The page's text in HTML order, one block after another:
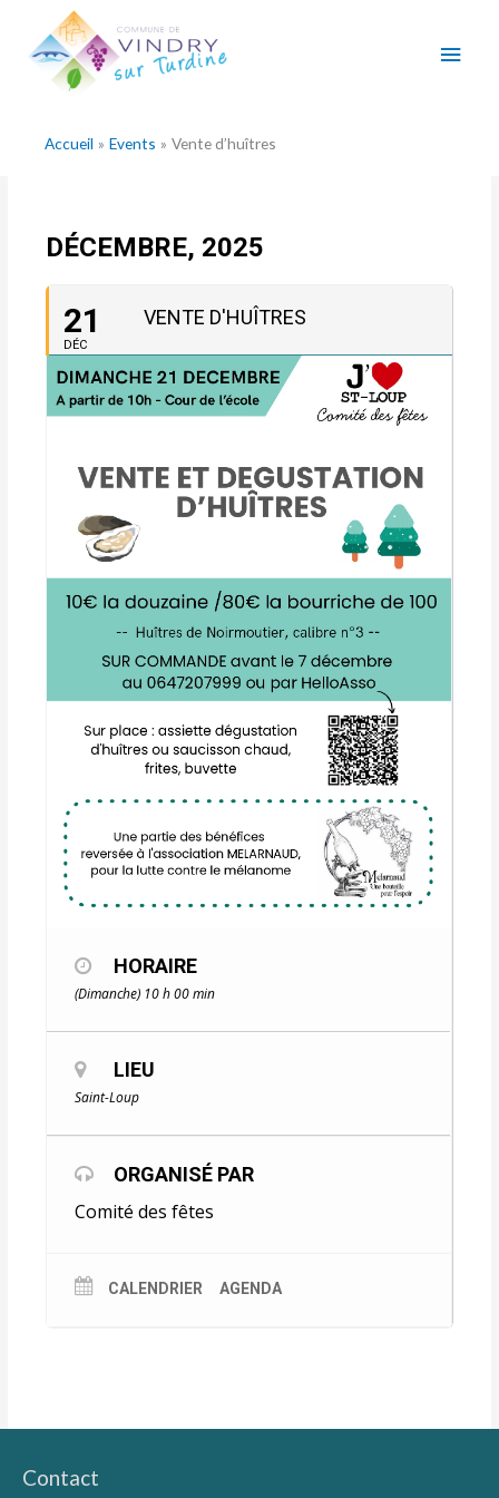
contenu
Accueil Events Vente d’huîtres
DÉCEMBRE, 2025
21
DÉC
VENTE D'HUÎTRES
HORAIRE
(Dimanche) 10 h 00 min
LIEU
Saint-Loup
ORGANISÉ PAR
Comité des fêtes
CALENDRIER AGENDA
Contact